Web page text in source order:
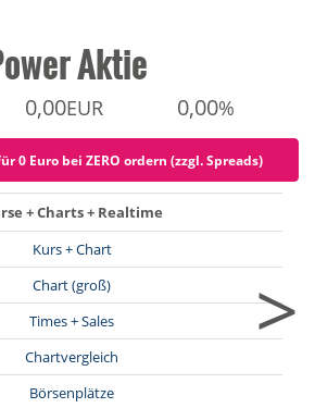
Aktie
0,00EUR 0,00%
0 Euro bei ZERO ordern (zzgl. Spreads)
+ Charts + Realtime
Kurs + Chart
Chart (groß)
Times + Sales
Chartvergleich
Börsenplätze
>